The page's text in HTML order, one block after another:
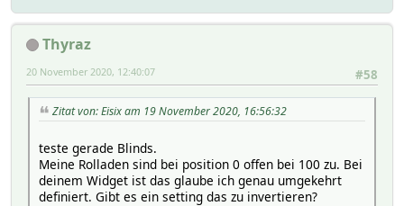
Thyraz
#58
20 November 2020, 12:40:07
Zitat von: Eisix am 19 November 2020, 16:56:32
teste gerade Blinds.
Meine Rolladen sind bei position 0 offen bei 100 zu. Bei
deinem Widget ist das glaube ich genau umgekehrt
definiert. Gibt es ein setting das zu invertieren?